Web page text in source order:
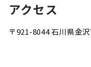
アクセス
〒921-8044 石川県金